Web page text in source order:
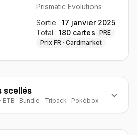
Prismatic Evolutions
Sortie : 17 janvier 2025
Total : 180 cartes
PRE
Prix FR · Cardmarket
scellés
· ETB · Bundle · Tripack · Pokébox